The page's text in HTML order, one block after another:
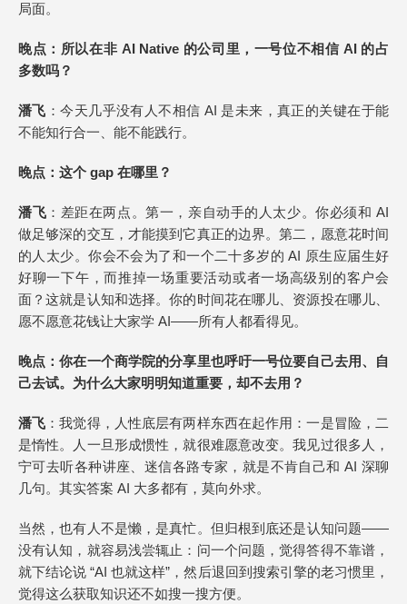
局面。
晚点 ：所以在非 AI Native 的公司里，一号位不相信 AI 的占
多数吗？
潘飞 ：今天几乎没有人不相信 AI 是未来，真正的关键在于能
不能知行合一、能不能践行。
晚点 ：这个 gap 在哪里？
潘飞 ：差距在两点。第一，亲自动手的人太少。你必须和 AI
做足够深的交互，才能摸到它真正的边界。第二，愿意花时间
的人太少。你会不会为了和一个二十多岁的 AI 原生应届生好
好聊一下午，而推掉一场重要活动或者一场高级别的客户会
面？这就是认知和选择。你的时间花在哪儿、资源投在哪儿、
愿不愿意花钱让大家学 AI——所有人都看得见。
晚点 ：你在一个商学院的分享里也呼吁一号位要自己去用、自
己去试。为什么大家明明知道重要，却不去用？
潘飞 ：我觉得，人性底层有两样东西在起作用：一是冒险，二
是惰性。人一旦形成惯性，就很难愿意改变。我见过很多人，
宁可去听各种讲座、迷信各路专家，就是不肯自己和 AI 深聊
几句。其实答案 AI 大多都有，莫向外求。
当然，也有人不是懒，是真忙。但归根到底还是认知问题——
没有认知，就容易浅尝辄止：问一个问题，觉得答得不靠谱，
就下结论说 “AI 也就这样”，然后退回到搜索引擎的老习惯里，
觉得这么获取知识还不如搜一搜方便。